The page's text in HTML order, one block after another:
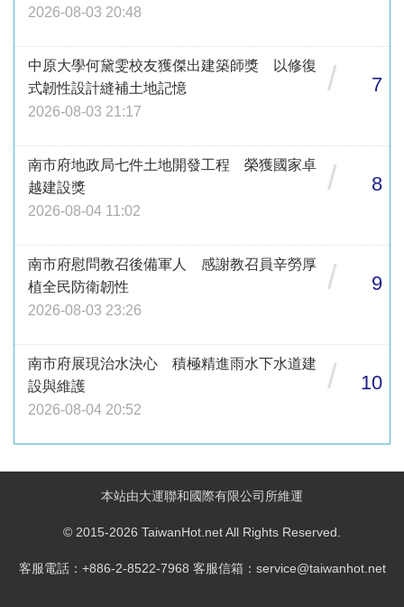
2026-08-03 20:48
中原大學何黛雯校友獲傑出建築師獎 以修復
式韌性設計縫補土地記憶
2026-08-03 21:17
/ 7
南市府地政局七件土地開發工程 榮獲國家卓
越建設獎
2026-08-04 11:02
/ 8
南市府慰問教召後備軍人 感謝教召員辛勞厚
植全民防衛韌性
2026-08-03 23:26
/ 9
南市府展現治水決心 積極精進雨水下水道建
設與維護
2026-08-04 20:52
/ 10
本站由大運聯和國際有限公司所維運
© 2015-2026 TaiwanHot.net All Rights Reserved.
客服電話：+886-2-8522-7968 客服信箱：service@taiwanhot.net